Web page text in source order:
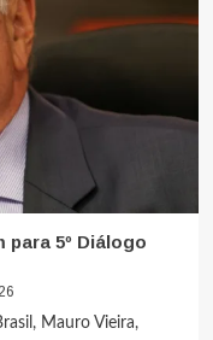
para 5º Diálogo
Mauro Vieira,